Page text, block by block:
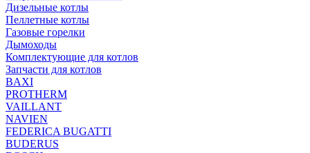
Дизельные котлы
Пеллетные котлы
Газовые горелки
Дымоходы
Комплектующие для котлов
Запчасти для котлов
BAXI
PROTHERM
VAILLANT
NAVIEN
FEDERICA BUGATTI
BUDERUS